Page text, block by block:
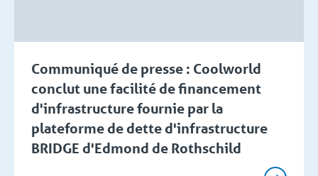
Communiqué de presse : Coolworld
conclut une facilité de financement
d'infrastructure fournie par la
plateforme de dette d'infrastructure
BRIDGE d'Edmond de Rothschild